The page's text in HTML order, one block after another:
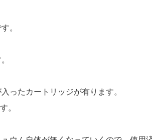
。
ったカートリッジが有ります。
。